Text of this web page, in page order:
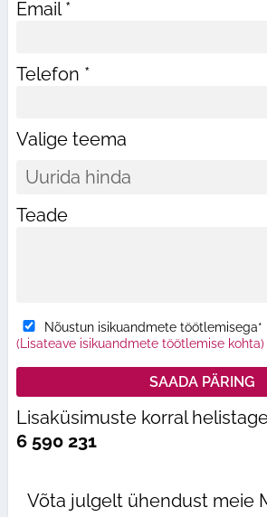
Email *
Telefon *
Valige teema
Teade
Nõustun isikuandmete töötlemisega*
(Lisateave isikuandmete töötlemise kohta)
Lisaküsimuste korral
6 590 231
Võta julgelt ühendust meie